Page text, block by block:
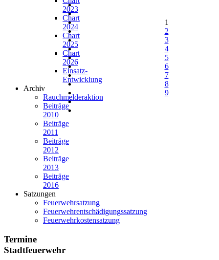
1
2
3
4
5
6
7
8
9
2023
Chart
2024
Chart
2025
Chart
2026
Einsatz-
Entwicklung
Archiv
Rauchmelderaktion
Beiträge
2010
Beiträge
2011
Beiträge
2012
Beiträge
2013
Beiträge
2016
Satzungen
Feuerwehrsatzung
Feuerwehrentschädigungssatzung
Feuerwehrkostensatzung
Termine
Stadtfeuerwehr